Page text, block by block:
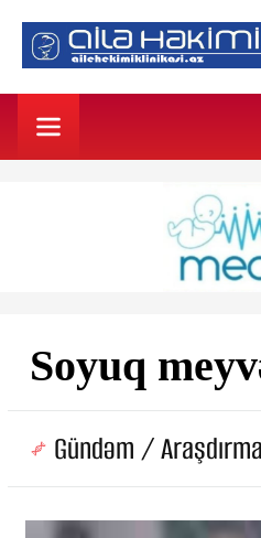
Soyuq
Gündəm / Araşdırma